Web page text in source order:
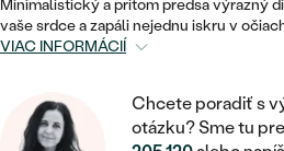
NETRADIČNÉ
TEPANÉ
ZOSTAVTE SI PRSTEŇ
ZAČAŤ S PRSTEŇOM
NÁRAMKY
PÁNSKE ŠPERKY
VISIACE
SOLITÉR
V TVARE SRDCA
PERSONALIZOVANÉ
MINIMALISTICKÉ
ETERNITY
MINIMALISTICKÉ
Minimalistický a pritom predsa výrazný
vaše srdce a zapáli nejednu iskru v
VIAC INFORMÁCIÍ
Chcete poradiť s
otázku? Sme tu